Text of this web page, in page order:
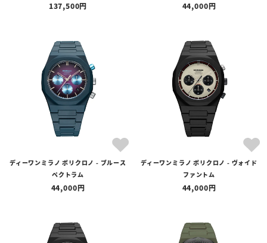
137,500 44,000
ディーワンミラノ ポリクロノ - ブルース
ペクトラム
44,000
ディーワンミラノ ポリクロノ - ヴォイド
ファントム
44,000